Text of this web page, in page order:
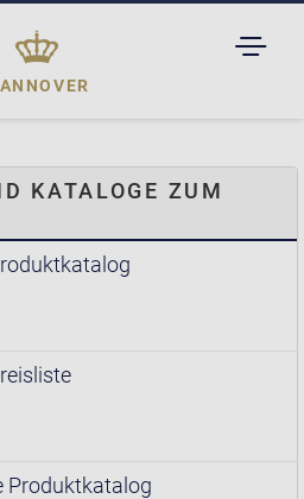
KATALOGE ZUM
Produktkatalog